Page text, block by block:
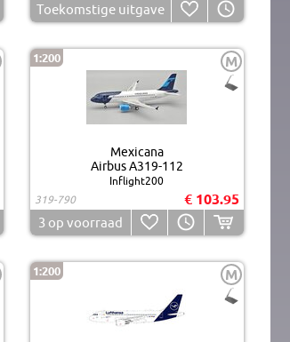
Toekomstige uitgave
1:200 M
Mexicana
Airbus A319-112
Inflight200
319-790
€ 103.95
3 op voorraad
1:200 M